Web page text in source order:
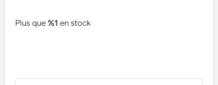
Plus que%1 en stock